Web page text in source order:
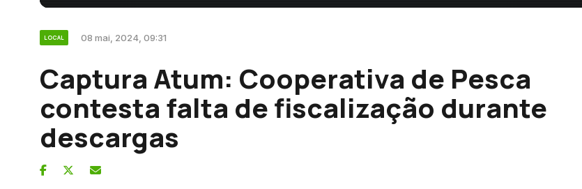
LOCAL 08 mai, 2024, 09:31
Captura Atum: Cooperativa de Pesca
contesta falta de fiscalização durante
descargas